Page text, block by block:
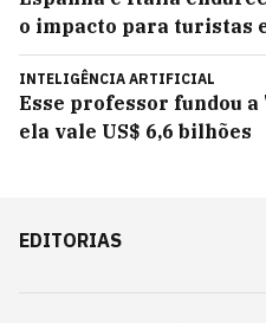
o impacto para turistas
INTELIGÊNCIA ARTIFICIAL
Esse professor fundou
ela vale US$ 6,6 bilhões
EDITORIAS